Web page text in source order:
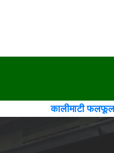
कालीमाटी फलफूल तथा तरकारी